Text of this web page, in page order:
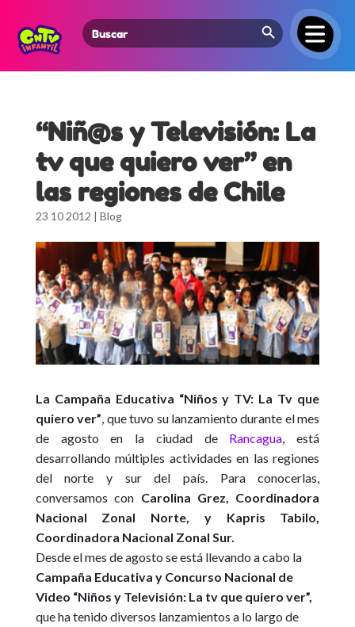
Search
for:
Search Button
“Niñ@s y Televisión: La
tv que quiero ver” en
las regiones de Chile
23 10 2012 | Blog
La Campaña Educativa “Niños y TV: La Tv que
quiero ver”, que tuvo su lanzamiento durante el mes
de agosto en la ciudad de Rancagua, está
desarrollando múltiples actividades en las regiones
del norte y sur del país. Para conocerlas,
conversamos con Carolina Grez, Coordinadora
Nacional Zonal Norte, y Kapris Tabilo,
Coordinadora Nacional Zonal Sur.
Desde el mes de agosto se está llevando a cabo la
Campaña Educativa y Concurso Nacional de
Video “Niños y Televisión: La tv que quiero ver”,
que ha tenido diversos lanzamientos a lo largo de